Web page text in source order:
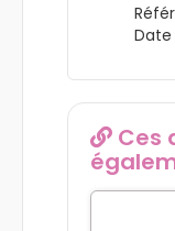
Ces